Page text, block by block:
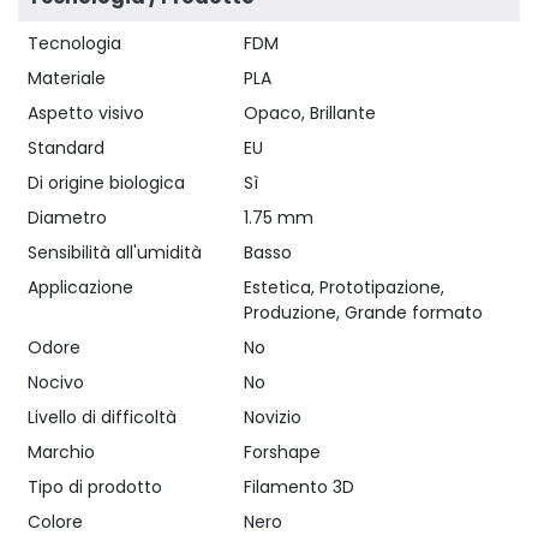
Tecnologia
FDM
Materiale
PLA
Aspetto visivo
Opaco, Brillante
Standard
EU
Di origine biologica
Sì
Diametro
1.75 mm
Sensibilità all'umidità
Basso
Applicazione
Estetica, Prototipazione,
Produzione, Grande formato
Odore
No
Nocivo
No
Livello di difficoltà
Novizio
Marchio
Forshape
Tipo di prodotto
Filamento 3D
Colore
Nero